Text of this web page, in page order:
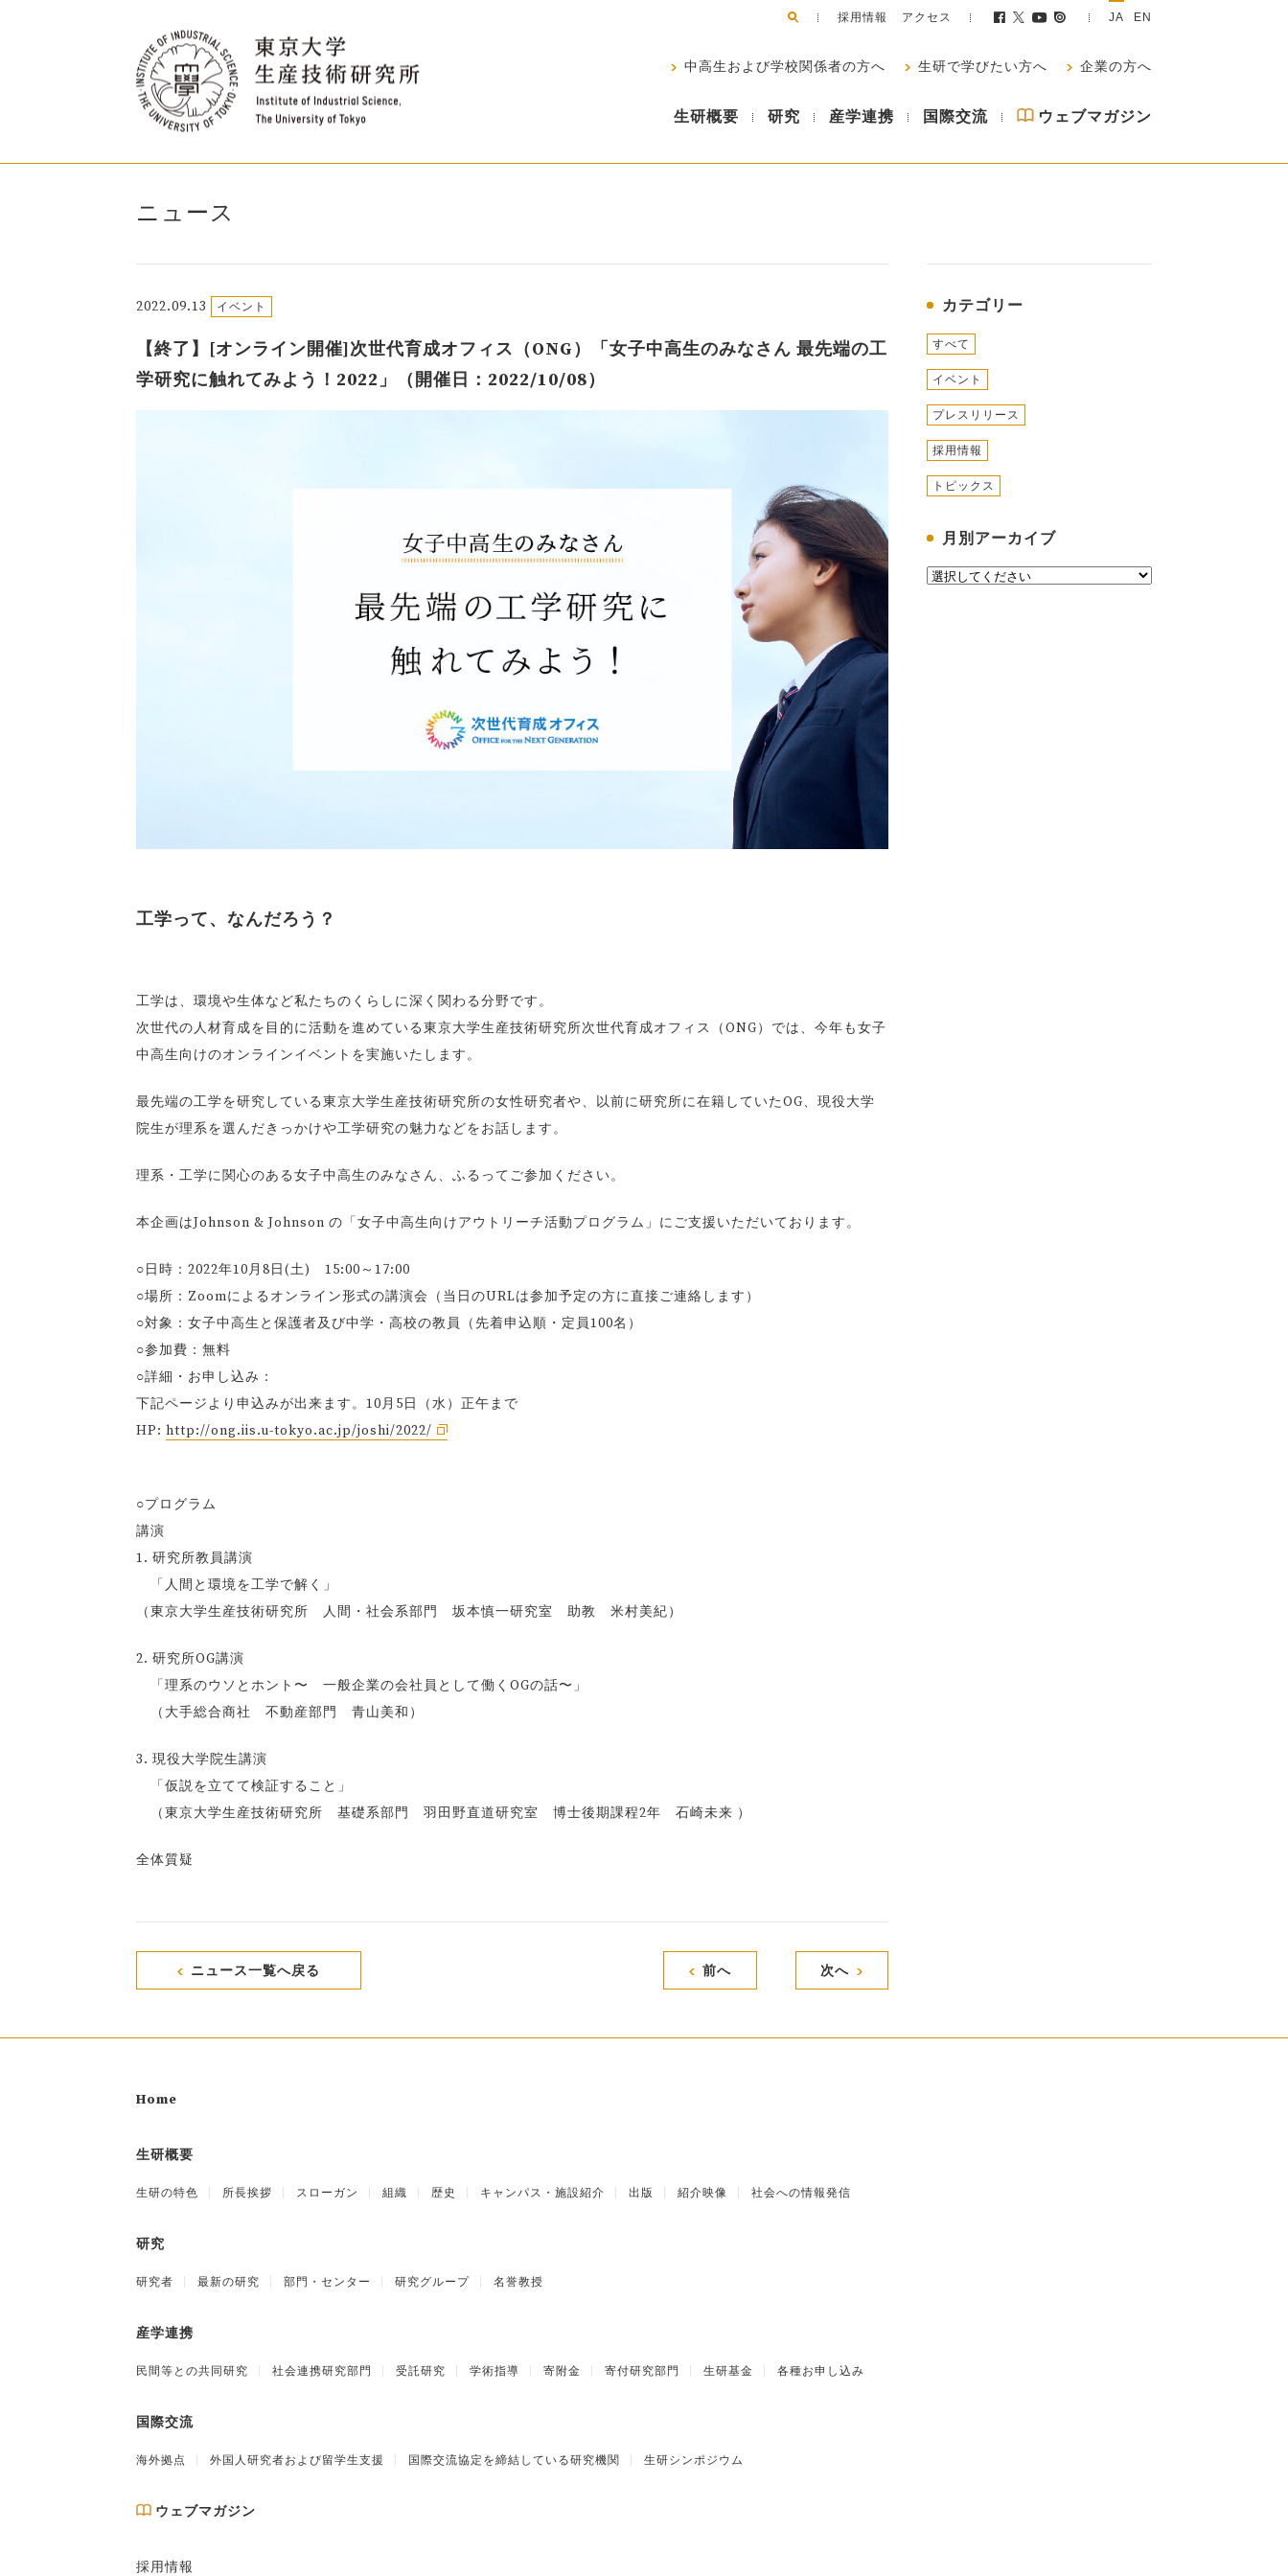
採用情報 アクセス JA EN
中高生および学校関係者の方へ 生研で学びたい方へ 企業の方へ
生研概要 研究 産学連携 国際交流 ウェブマガジン
ニュース
2022.09.13 イベント
【終了】[オンライン開催]次世代育成オフィス（ONG）「女子中高生のみなさん 最先端の工
学研究に触れてみよう！2022」（開催日：2022/10/08）
工学って、なんだろう？
工学は、環境や生体など私たちのくらしに深く関わる分野です。
次世代の人材育成を目的に活動を進めている東京大学生産技術研究所次世代育成オフィス（ONG）では、今年も女子
中高生向けのオンラインイベントを実施いたします。
最先端の工学を研究している東京大学生産技術研究所の女性研究者や、以前に研究所に在籍していたOG、現役大学
院生が理系を選んだきっかけや工学研究の魅力などをお話します。
理系・工学に関心のある女子中高生のみなさん、ふるってご参加ください。
本企画はJohnson & Johnson の「女子中高生向けアウトリーチ活動プログラム」にご支援いただいております。
○日時：2022年10月8日(土) 15:00～17:00
○場所：Zoomによるオンライン形式の講演会（当日のURLは参加予定の方に直接ご連絡します）
○対象：女子中高生と保護者及び中学・高校の教員（先着申込順・定員100名）
○参加費：無料
○詳細・お申し込み：
下記ページより申込みが出来ます。10月5日（水）正午まで
HP: http://ong.iis.u-tokyo.ac.jp/joshi/2022/
○プログラム
講演
1. 研究所教員講演
「人間と環境を工学で解く」
（東京大学生産技術研究所 人間・社会系部門 坂本慎一研究室 助教 米村美紀）
2. 研究所OG講演
「理系のウソとホント〜 一般企業の会社員として働くOGの話〜」
（大手総合商社 不動産部門 青山美和）
3. 現役大学院生講演
「仮説を立てて検証すること」
（東京大学生産技術研究所 基礎系部門 羽田野直道研究室 博士後期課程2年 石崎未来 ）
全体質疑
ニュース一覧へ戻る 前へ 次へ
カテゴリー
すべて
イベント
プレスリリース
採用情報
トピックス
月別アーカイブ
Home
生研概要
生研の特色 所長挨拶 スローガン 組織 歴史 キャンパス・施設紹介 出版 紹介映像 社会への情報発信
研究
研究者 最新の研究 部門・センター 研究グループ 名誉教授
産学連携
民間等との共同研究 社会連携研究部門 受託研究 学術指導 寄附金 寄付研究部門 生研基金 各種お申し込み
国際交流
海外拠点 外国人研究者および留学生支援 国際交流協定を締結している研究機関 生研シンポジウム
ウェブマガジン
採用情報